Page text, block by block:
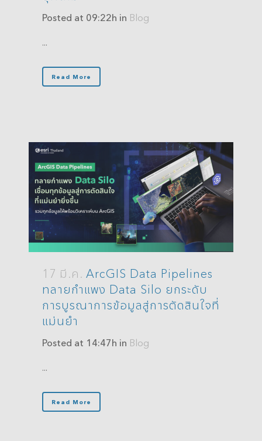
Posted at 09:22h in Blog
...
Read More
17 มี.ค. ArcGIS Data Pipelines
ทลายกำแพง Data Silo ยกระดับ
การบูรณาการข้อมูลสู่การตัดสินใจที่
แม่นยำ
Posted at 14:47h in Blog
...
Read More